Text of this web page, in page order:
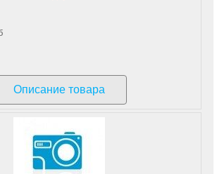
Описание товара